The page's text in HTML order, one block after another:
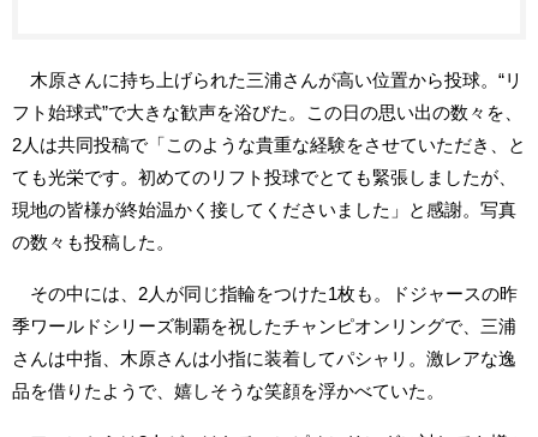
木原さんに持ち上げられた三浦さんが高い位置から投球。“リ
フト始球式”で大きな歓声を浴びた。この日の思い出の数々を、
2人は共同投稿で「このような貴重な経験をさせていただき、と
ても光栄です。初めてのリフト投球でとても緊張しましたが、
現地の皆様が終始温かく接してくださいました」と感謝。写真
の数々も投稿した。
その中には、2人が同じ指輪をつけた1枚も。ドジャースの昨
季ワールドシリーズ制覇を祝したチャンピオンリングで、三浦
さんは中指、木原さんは小指に装着してパシャリ。激レアな逸
品を借りたようで、嬉しそうな笑顔を浮かべていた。